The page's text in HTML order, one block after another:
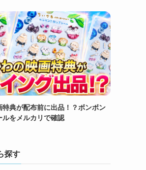
特典が配布前に出品！？ボンボン
ルをメルカリで確認
探す